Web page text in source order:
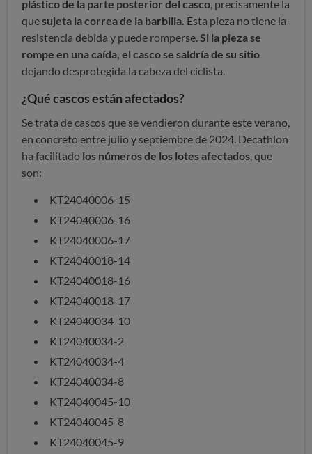
plástico de la parte posterior del casco , precisamente la
quesujeta la correa de la barbilla. Esta pieza no tiene la
resistencia debida y puede romperse. Si la pieza se
rompe en una caída, el casco se saldría de su sitio
dejando desprotegida la cabeza del ciclista.
¿Qué cascos están afectados?
Se trata de cascos que se vendieron durante este verano,
en concreto entre julio y septiembre de 2024. Decathlon
ha facilitado los números de los lotes afectados , que
son:
KT24040006-15
KT24040006-16
KT24040006-17
KT24040018-14
KT24040018-16
KT24040018-17
KT24040034-10
KT24040034-2
KT24040034-4
KT24040034-8
KT24040045-10
KT24040045-8
KT24040045-9